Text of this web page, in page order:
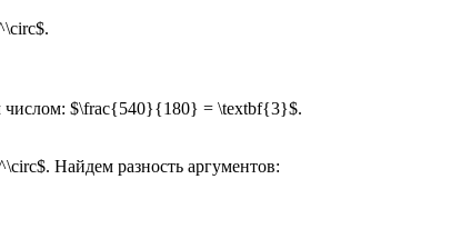
числом: $\frac{540}{180} = \textbf{3}$.
Найдем разность аргументов: